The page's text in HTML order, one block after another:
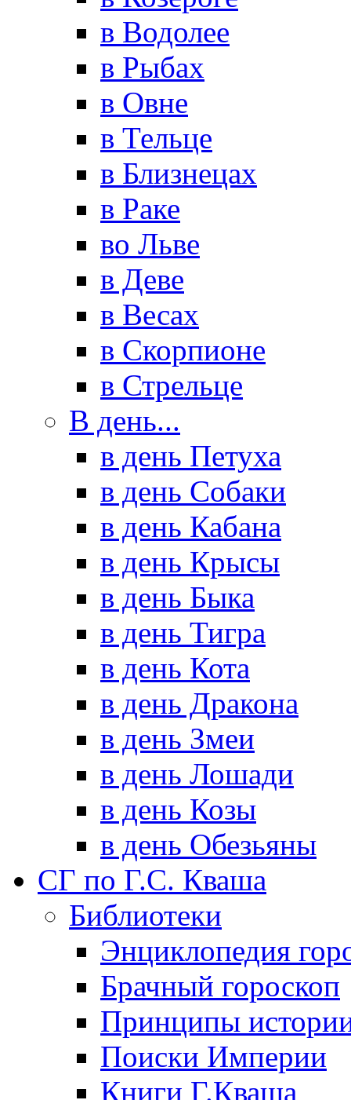
в Водолее
в Рыбах
в Овне
в Тельце
в Близнецах
в Раке
во Льве
в Деве
в Весах
в Скорпионе
в Стрельце
В день...
в день Петуха
в день Собаки
в день Кабана
в день Крысы
в день Быка
в день Тигра
в день Кота
в день Дракона
в день Змеи
в день Лошади
в день Козы
в день Обезьяны
СГ по Г.С. Кваша
Библиотеки
Энциклопедия
Брачный гороскоп
Принципы
Поиски Империи
Книги Г.Кваша